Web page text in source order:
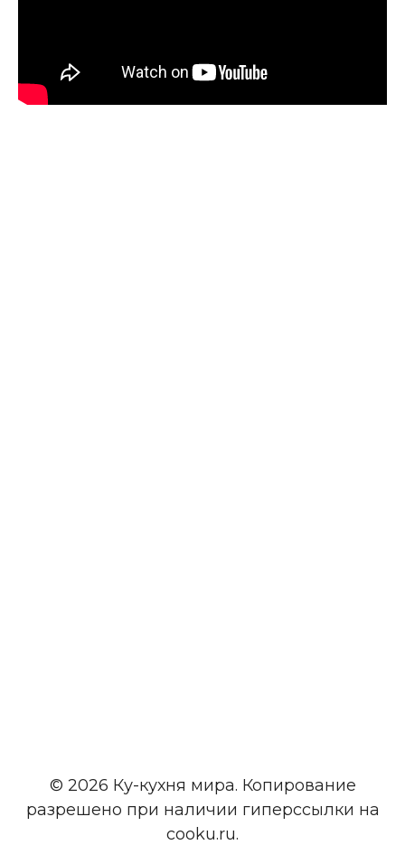
© 2026 Ку-кухня мира. Копирование
разрешено при наличии гиперссылки на
cooku.ru.